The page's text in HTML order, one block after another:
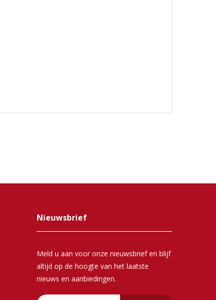
Nieuwsbrief
Meld u aan voor onze nieuwsbrief en blijf
altijd op de hoogte van het laatste
nieuws en aanbiedingen.